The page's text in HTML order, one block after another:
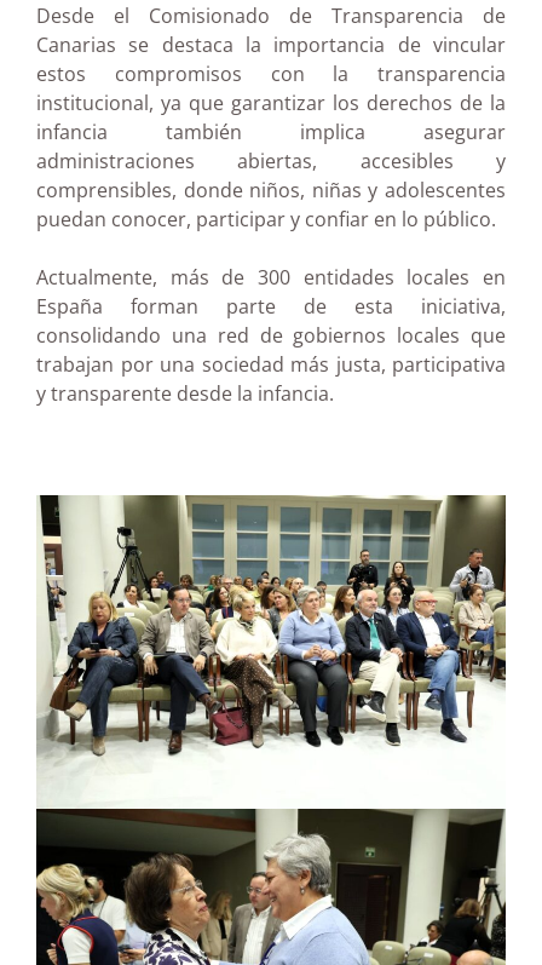
Desde el Comisionado de Transparencia de
Canarias se destaca la importancia de vincular
estos compromisos con la transparencia
institucional, ya que garantizar los derechos de la
infancia también implica asegurar
administraciones abiertas, accesibles y
comprensibles, donde niños, niñas y adolescentes
puedan conocer, participar y confiar en lo público.
Actualmente, más de 300 entidades locales en
España forman parte de esta iniciativa,
consolidando una red de gobiernos locales que
trabajan por una sociedad más justa, participativa
y transparente desde la infancia.